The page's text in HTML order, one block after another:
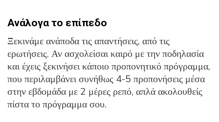
Ανάλογα το επίπεδο
Ξεκινάμε ανάποδα τις απαντήσεις, από τις
ερωτήσεις. Αν ασχολείσαι καιρό με την ποδηλασία
και έχεις ξεκινήσει κάποιο προπονητικό πρόγραμμα,
που περιλαμβάνει συνήθως 4-5 προπονήσεις μέσα
στην εβδομάδα με 2 μέρες ρεπό, απλά ακολουθείς
πίστα το πρόγραμμα σου.